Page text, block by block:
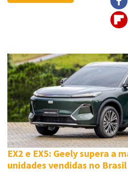
EX2 e EX5: Geely supera a
unidades vendidas no Brasil